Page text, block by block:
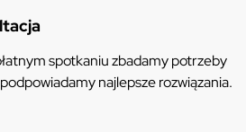
spotkaniu zbadamy potrzeby
najlepsze rozwiązania.